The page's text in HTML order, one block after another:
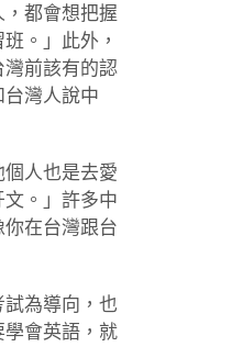
都會想把握
。」此外，
前該有的認
灣人說中
人也是去愛
。」許多中
在台灣跟台
為導向，也
會英語，就